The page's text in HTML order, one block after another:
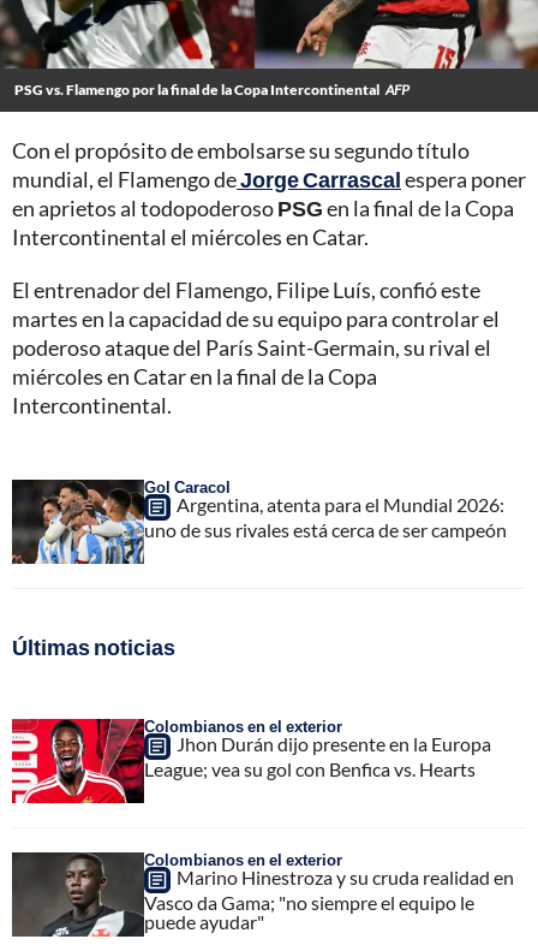
PSG vs. Flamengo por la final de la Copa Intercontinental AFP
Con el propósito de embolsarse su segundo título
mundial, el Flamengo deJorge Carrascalespera poner
en aprietos al todopoderosoPSGen la final de la Copa
Intercontinental el miércoles en Catar.
El entrenador del Flamengo, Filipe Luís, confió este
martes en la capacidad de su equipo para controlar el
poderoso ataque del París Saint-Germain, su rival el
miércoles en Catar en la final de la Copa
Intercontinental.
Gol Caracol
Argentina, atenta para el Mundial 2026:
uno de sus rivales está cerca de ser campeón
Últimas noticias
Colombianos en el exterior
Jhon Durán dijo presente en la Europa
League; vea su gol con Benfica vs. Hearts
Colombianos en el exterior
Marino Hinestroza y su cruda realidad en
Vasco da Gama; "no siempre el equipo le
puede ayudar"